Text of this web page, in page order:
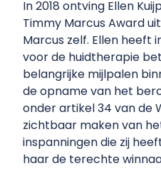
In 2018 ontving Ellen
Timmy Marcus Award
Marcus zelf. Ellen heeft
voor de huidtherapie
belangrijke mijlpalen
de opname van het
onder artikel 34 van de
zichtbaar maken van
inspanningen die zij
haar de terechte